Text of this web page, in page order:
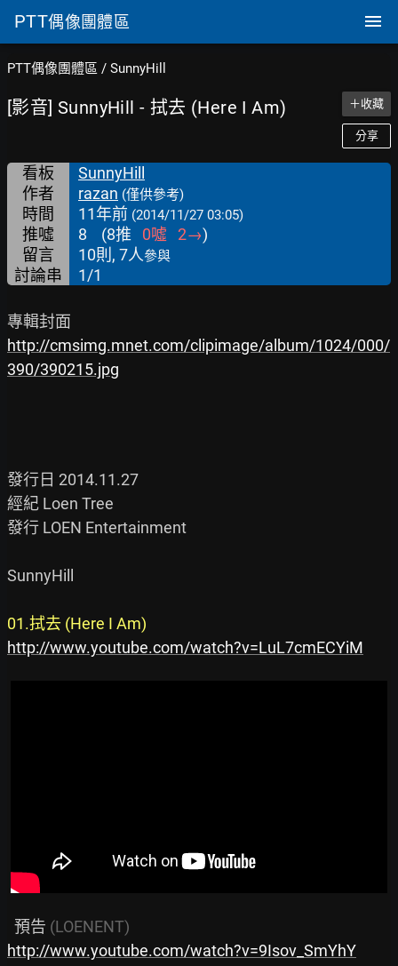
PTT偶像團體區
PTT偶像團體區 / SunnyHill
[影音] SunnyHill - 拭去 (Here I Am) ＋收藏
分享
看板
SunnyHill
作者
razan (僅供參考)
時間 11年前 (2014/11/27 03:05)
推噓 8 (8推 0噓 2→)
留言
10則, 7人參與
討論串 1/1
http://cmsimg.mnet.com/clipimage/album/1024/000/
390/390215.jpg
發行日 2014.11.27
經紀 Loen Tree
發行 LOEN Entertainment
SunnyHill
01.拭去 (Here I Am)
http://www.youtube.com/watch?v=LuL7cmECYiM
  預告
(LOENENT)
http://www.youtube.com/watch?v=9Isov_SmYhY